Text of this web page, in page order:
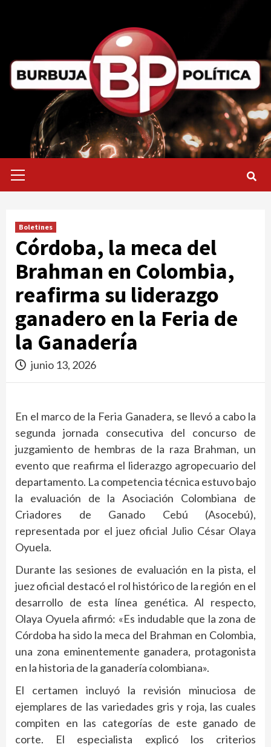
primario
Boletines
Córdoba, la meca del
Brahman en Colombia,
reafirma su liderazgo
ganadero en la Feria de
la Ganadería
junio 13, 2026
En el marco de la Feria Ganadera, se llevó a cabo la
segunda jornada consecutiva del concurso de
juzgamiento de hembras de la raza Brahman, un
evento que reafirma el liderazgo agropecuario del
departamento. La competencia técnica estuvo bajo
la evaluación de la Asociación Colombiana de
Criadores de Ganado Cebú (Asocebú),
representada por el juez oficial Julio César Olaya
Oyuela.
Durante las sesiones de evaluación en la pista, el
juez oficial destacó el rol histórico de la región en el
desarrollo de esta línea genética. Al respecto,
Olaya Oyuela afirmó: «Es indudable que la zona de
Córdoba ha sido la meca del Brahman en Colombia,
una zona eminentemente ganadera, protagonista
en la historia de la ganadería colombiana».
El certamen incluyó la revisión minuciosa de
ejemplares de las variedades gris y roja, las cuales
compiten en las categorías de este ganado de
corte. El especialista explicó los criterios